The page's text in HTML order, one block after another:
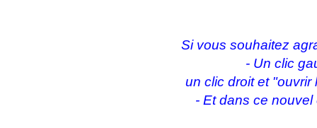
Si vous souhaitez
- Un clic
un clic droit et
- Et dans ce